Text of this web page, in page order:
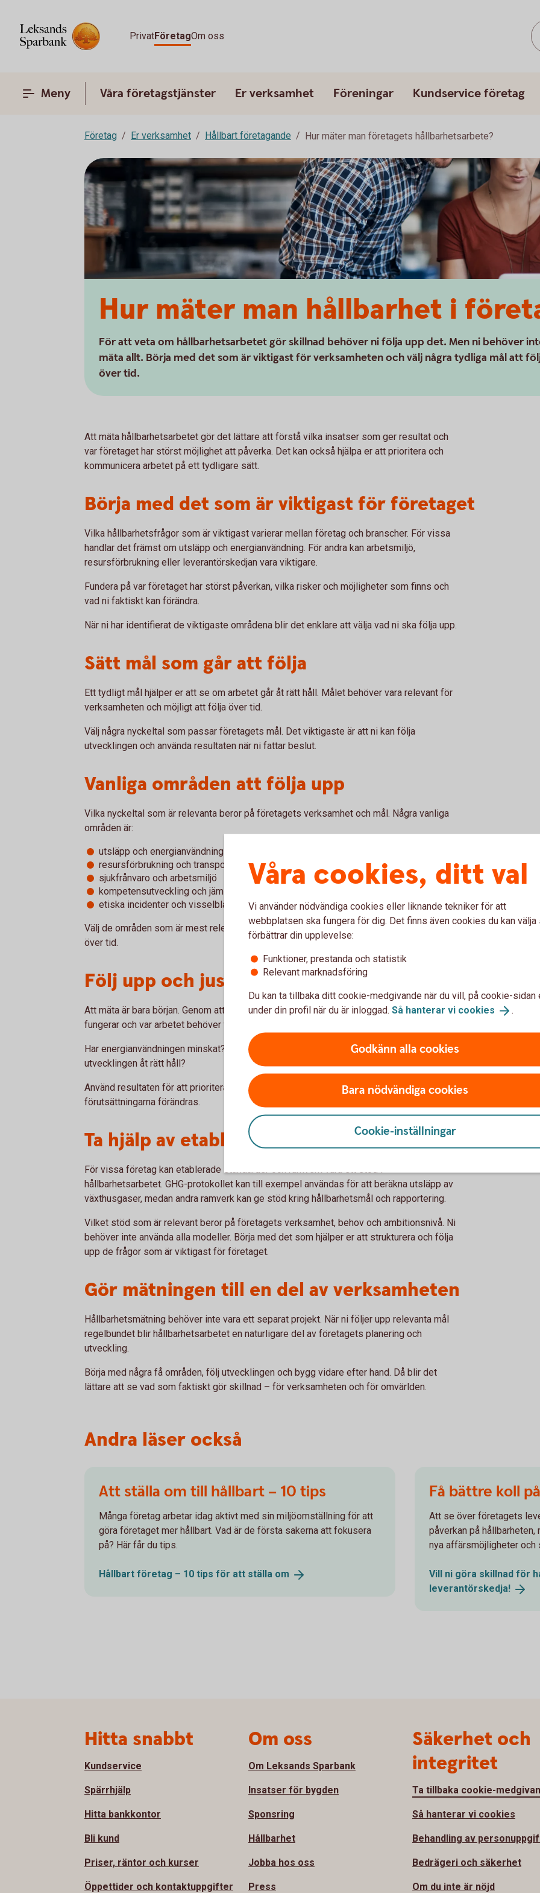
PrivatFöretagOm oss
Meny Våra företagstjänster Er verksamhet Föreningar Kundservice företag
Företag Er verksamhet Hållbart företagande Hur mäter man företagets hållbarhetsarbete?
Hur mäter man hållbarhet i
För att veta om hållbarhetsarbetet gör skillnad behöver ni följa upp det. Men ni behöver
mäta allt. Börja med det som är viktigast för verksamheten och välj några tydliga mål att
över tid.
Att mäta hållbarhetsarbetet gör det lättare att förstå vilka insatser som ger resultat och
var företaget har störst möjlighet att påverka. Det kan också hjälpa er att prioritera och
kommunicera arbetet på ett tydligare sätt.
Börja med det som är viktigast för företaget
Vilka hållbarhetsfrågor som är viktigast varierar mellan företag och branscher. För vissa
handlar det främst om utsläpp och energianvändning. För andra kan arbetsmiljö,
resursförbrukning eller leverantörskedjan vara viktigare.
Fundera på var företaget har störst påverkan, vilka risker och möjligheter som finns och
vad ni faktiskt kan förändra.
När ni har identifierat de viktigaste områdena blir det enklare att välja vad ni ska följa upp.
Sätt mål som går att följa
Ett tydligt mål hjälper er att se om arbetet går åt rätt håll. Målet behöver vara relevant för
verksamheten och möjligt att följa över tid.
Välj några nyckeltal som passar företagets mål. Det viktigaste är att ni kan följa
utvecklingen och använda resultaten när ni fattar beslut.
Vanliga områden att följa upp
Vilka nyckeltal som är relevanta beror på företagets verksamhet och mål. Några vanliga
områden är:
utsläpp och energianvändning
resursförbrukning och transporter
sjukfrånvaro och arbetsmiljö
kompetensutveckling och jämställdhet
etiska incidenter och visselblåsning
Välj de områden som är mest relevanta för er verksamhet och sätt mål som går att följa
över tid.
Följ upp och justera
Att mäta är bara början. Genom att följa upp resultaten regelbundet kan ni se vad som
fungerar och var arbetet behöver förändras.
Har energianvändningen minskat? Har en investering gett den effekt ni räknade med? Går
utvecklingen åt rätt håll?
Använd resultaten för att prioritera nästa steg och justera målen när verksamheten eller
förutsättningarna förändras.
Ta hjälp av etablerade ramverk
För vissa företag kan etablerade standarder och ramverk vara ett stöd i
hållbarhetsarbetet. GHG-protokollet kan till exempel användas för att beräkna utsläpp av
växthusgaser, medan andra ramverk kan ge stöd kring hållbarhetsmål och rapportering.
Vilket stöd som är relevant beror på företagets verksamhet, behov och ambitionsnivå. Ni
behöver inte använda alla modeller. Börja med det som hjälper er att strukturera och följa
upp de frågor som är viktigast för företaget.
Gör mätningen till en del av verksamheten
Hållbarhetsmätning behöver inte vara ett separat projekt. När ni följer upp relevanta mål
regelbundet blir hållbarhetsarbetet en naturligare del av företagets planering och
utveckling.
Börja med några få områden, följ utvecklingen och bygg vidare efter hand. Då blir det
lättare att se vad som faktiskt gör skillnad – för verksamheten och för omvärlden.
Andra läser också
Att ställa om till hållbart – 10 tips
Många företag arbetar idag aktivt med sin miljöomställning för att
göra företaget mer hållbart. Vad är de första sakerna att fokusera
på? Här får du tips.
Hållbart företag – 10 tips för att ställa om
Få bättre koll
Att se över företagets
påverkan på
nya affärsmöjligheter och
Vill ni göra skillnad för
leverantörskedja!
Våra cookies, ditt val
Vi använder nödvändiga cookies eller liknande tekniker för att
webbplatsen ska fungera för dig. Det finns även cookies du kan välja
förbättrar din upplevelse:
Funktioner, prestanda och statistik
Relevant marknadsföring
Du kan ta tillbaka ditt cookie-medgivande när du vill, på cookie-sidan
under din profil när du är inloggad. Så hanterar vi cookies .
Godkänn alla cookies
Bara nödvändiga cookies
Cookie-inställningar
Hitta snabbt
Kundservice
Spärrhjälp
Hitta bankkontor
Bli kund
Priser, räntor och kurser
Öppettider och kontaktuppgifter
Om oss
Om Leksands Sparbank
Insatser för bygden
Sponsring
Hållbarhet
Jobba hos oss
Press
Säkerhet och
integritet
Ta tillbaka cookie-
Så hanterar vi cookies
Behandling av
Bedrägeri och säkerhet
Om du inte är nöjd